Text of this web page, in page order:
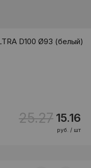
D100 Ø93 (белый)
25.27 15.16
руб. / шт